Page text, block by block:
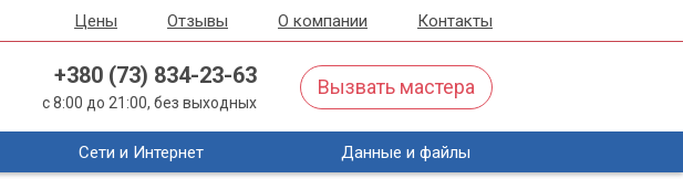
Цены Отзывы О компании Контакты
+380 (73) 834-23-63
с 8:00 до 21:00, без выходных
Вызвать мастера
Сети и Интернет Данные и файлы